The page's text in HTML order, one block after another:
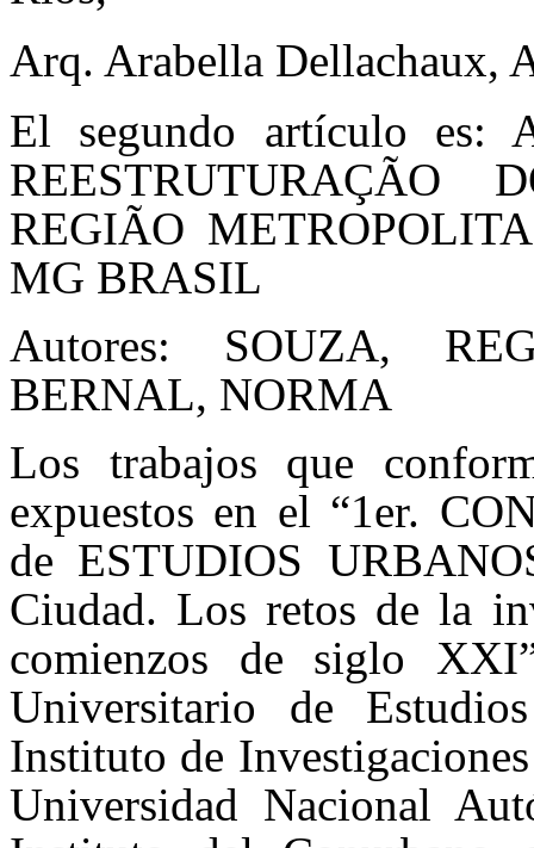
Arq. Arabella Dellachaux,
El segundo artículo es:
REGIÃO
MG BRASIL
Autores: SOUZA,
BERNAL, NORMA
Los trabajos que
expuestos en el “1er.
de ESTUDIOS
Ciudad. Los retos de la
comienzos de siglo
Universitario de
Instituto de
Universidad Nacional